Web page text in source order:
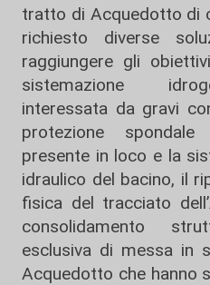
tratto di Acquedotto di
richiesto diverse
raggiungere gli
sistemazione
interessata da gravi
protezione
presente in loco e la
idraulico del bacino, il
fisica del tracciato
consolidamento
esclusiva di messa in
Acquedotto che hanno